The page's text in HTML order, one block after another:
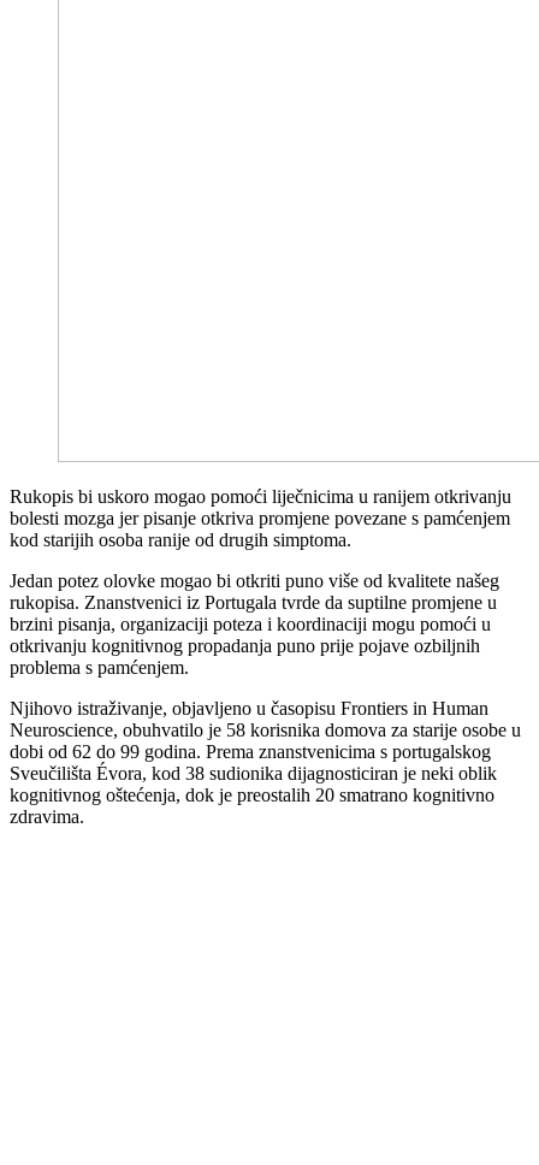
Rukopis bi uskoro mogao pomoći liječnicima u ranijem otkrivanju
bolesti mozga jer pisanje otkriva promjene povezane s pamćenjem
kod starijih osoba ranije od drugih simptoma.
Jedan potez olovke mogao bi otkriti puno više od kvalitete našeg
rukopisa. Znanstvenici iz Portugala tvrde da suptilne promjene u
brzini pisanja, organizaciji poteza i koordinaciji mogu pomoći u
otkrivanju kognitivnog propadanja puno prije pojave ozbiljnih
problema s pamćenjem.
Njihovo istraživanje, objavljeno u časopisu Frontiers in Human
Neuroscience, obuhvatilo je 58 korisnika domova za starije osobe u
dobi od 62 do 99 godina. Prema znanstvenicima s portugalskog
Sveučilišta Évora, kod 38 sudionika dijagnosticiran je neki oblik
kognitivnog oštećenja, dok je preostalih 20 smatrano kognitivno
zdravima.